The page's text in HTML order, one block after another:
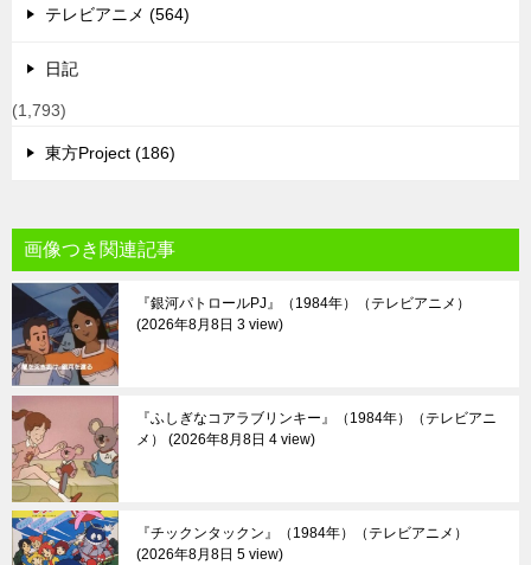
テレビアニメ (564)
日記
(1,793)
東方Project (186)
画像つき関連記事
『銀河パトロールPJ』（1984年）（テレビアニメ）
2026年8月8日 3 view
『ふしぎなコアラブリンキー』（1984年）（テレビアニ
メ）
2026年8月8日 4 view
『チックンタックン』（1984年）（テレビアニメ）
2026年8月8日 5 view